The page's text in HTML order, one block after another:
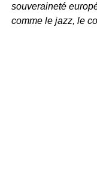
souveraineté
comme le jazz, le